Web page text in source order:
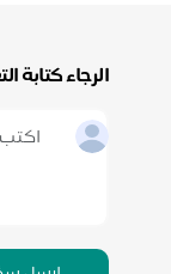
الرجاء كتابة